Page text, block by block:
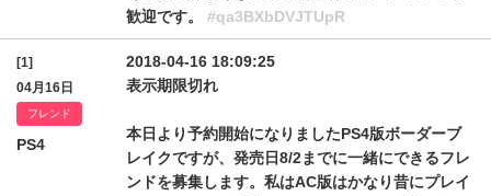
歓迎です。 #qa3BXbDVJTUpR
[1]
04月16日
フレンド
PS4
2018-04-16 18:09:25
表示期限切れ
本日より予約開始になりましたPS4版ボーダーブ
レイクですが、発売日8/2までに一緒にできるフレ
ンドを募集します。私はAC版はかなり昔にプレイ